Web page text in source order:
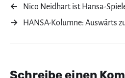
←
Nico Neidhart ist Hansa-
→
HANSA-Kolumne: Auswärts
Schreibe einen